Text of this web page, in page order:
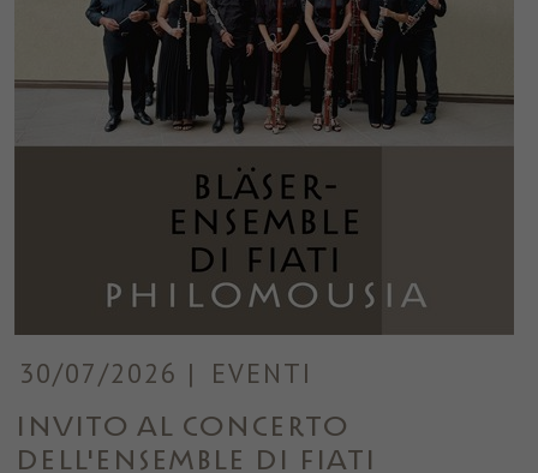
30/07/2026 | EVENTI
Invito al concerto
dell'Ensemble di fiati